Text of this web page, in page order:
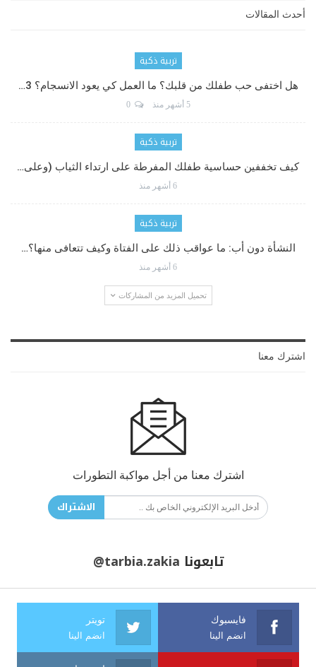
أحدث المقالات
تربية ذكية
هل اختفى حب طفلك من قلبك؟ ما العمل كي يعود الانسجام؟ 3…
5 أشهر منذ 0
تربية ذكية
كيف تخففين حساسية طفلك المفرطة على ارتداء الثياب (وعلى…
6 أشهر منذ
تربية ذكية
النشأة دون أب: ما عواقب ذلك على الفتاة وكيف تتعافى منها؟…
6 أشهر منذ
تحميل المزيد من المشاركات
اشترك معنا
اشترك معنا من أجل مواكبة التطورات
الاشتراك
تابعونا @tarbia.zakia
فايسبوك
انضم الينا
تويتر
انضم الينا